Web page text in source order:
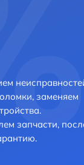
заменяем
запчасти,